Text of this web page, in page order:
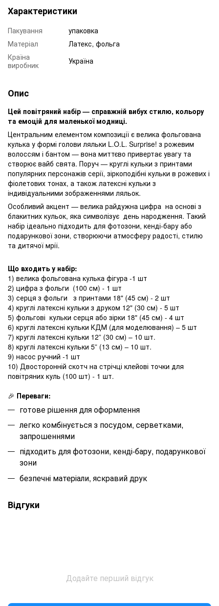
Характеристики
Пакування
упаковка
Матеріал
Латекс, фольга
Країна
виробник
Україна
Опис
Цей повітряний набір — справжній вибух стилю, кольору
та емоцій для маленької модниці.
Центральним елементом композиції є велика фольгована
кулька у формі голови ляльки L.O.L. Surprise! з рожевим
волоссям і бантом — вона миттєво привертає увагу та
створює вайб свята. Поруч — круглі кульки з принтами
популярних персонажів серії, зіркоподібні кульки в рожевих і
фіолетових тонах, а також латексні кульки з
індивідуальними зображеннями ляльок.
Особливий акцент — велика райдужна цифра на основі з
блакитних кульок, яка символізує день народження. Такий
набір ідеально підходить для фотозони, кенді-бару або
подарункової зони, створюючи атмосферу радості, стилю
та дитячої мрії.
Що входить у набір:
1) велика фольгована кулька фігура -1 шт
2) цифра з фольги (100 см) - 1 шт
3) серця з фольги з принтами 18" (45 см) - 2 шт
4) круглі латексні кульки з друком 12" (30 см) - 5 шт
5) фольгові кульки серця або зірки 18" (45 см) - 4 шт
6) круглі латексні кульки КДМ (для моделювання) – 5 шт
7) круглі латексні кульки 12” (30 см) – 10 шт.
8) круглі латексні кульки 5” (13 см) – 10 шт.
9) насос ручний -1 шт
10) Двосторонній скотч на стрічці клейові точки для
повітряних куль (100 шт) - 1 шт.
🎉 Переваги:
готове рішення для оформлення
легко комбінується з посудом, серветками,
запрошеннями
підходить для фотозони, кенді-бару, подарункової
зони
безпечні матеріали, яскравий друк
Відгуки
Додайте перший відгук